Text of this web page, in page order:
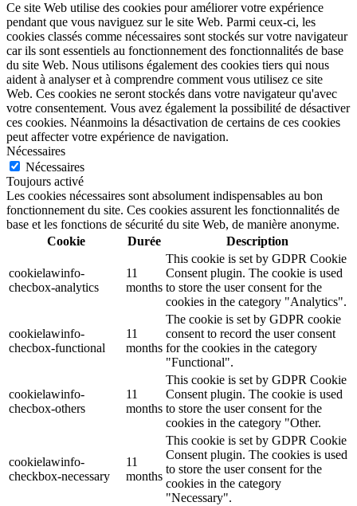
Ce site Web utilise des cookies pour améliorer votre expérience
pendant que vous naviguez sur le site Web. Parmi ceux-ci, les
cookies classés comme nécessaires sont stockés sur votre navigateur
car ils sont essentiels au fonctionnement des fonctionnalités de base
du site Web. Nous utilisons également des cookies tiers qui nous
aident à analyser et à comprendre comment vous utilisez ce site
Web. Ces cookies ne seront stockés dans votre navigateur qu'avec
votre consentement. Vous avez également la possibilité de désactiver
ces cookies. Néanmoins la désactivation de certains de ces cookies
peut affecter votre expérience de navigation.
Nécessaires
Nécessaires
Toujours activé
Les cookies nécessaires sont absolument indispensables au bon
fonctionnement du site. Ces cookies assurent les fonctionnalités de
base et les fonctions de sécurité du site Web, de manière anonyme.
Cookie
Durée Description
cookielawinfo-
checbox-analytics
11
months
This cookie is set by GDPR Cookie
Consent plugin. The cookie is used
to store the user consent for the
cookies in the category "Analytics".
cookielawinfo-
checbox-functional
11
months
The cookie is set by GDPR cookie
consent to record the user consent
for the cookies in the category
"Functional".
cookielawinfo-
checbox-others
11
months
This cookie is set by GDPR Cookie
Consent plugin. The cookie is used
to store the user consent for the
cookies in the category "Other.
cookielawinfo-
checkbox-necessary
11
months
This cookie is set by GDPR Cookie
Consent plugin. The cookies is used
to store the user consent for the
cookies in the category
"Necessary".